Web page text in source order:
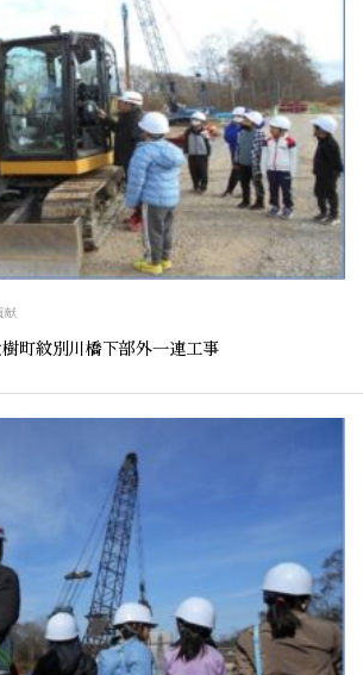
献
町紋別川橋下部外一連工事